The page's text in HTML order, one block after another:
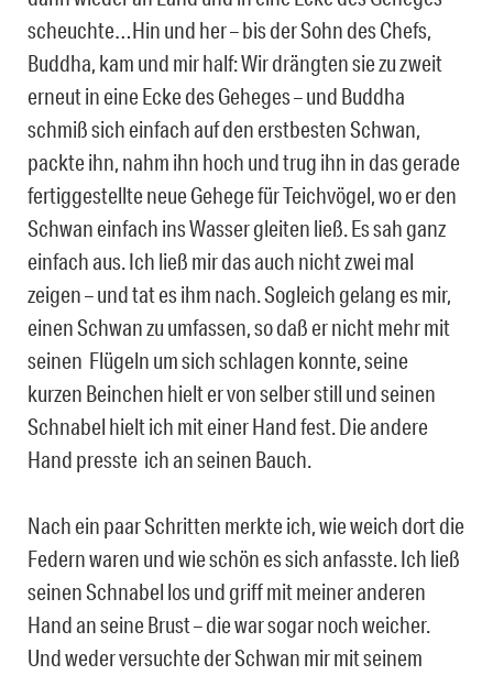
scheuchte…Hin und her – bis der Sohn des Chefs,
Buddha, kam und mir half: Wir drängten sie zu zweit
erneut in eine Ecke des Geheges – und Buddha
schmiß sich einfach auf den erstbesten Schwan,
packte ihn, nahm ihn hoch und trug ihn in das gerade
fertiggestellte neue Gehege für Teichvögel, wo er den
Schwan einfach ins Wasser gleiten ließ. Es sah ganz
einfach aus. Ich ließ mir das auch nicht zwei mal
zeigen – und tat es ihm nach. Sogleich gelang es mir,
einen Schwan zu umfassen, so daß er nicht mehr mit
seinen Flügeln um sich schlagen konnte, seine
kurzen Beinchen hielt er von selber still und seinen
Schnabel hielt ich mit einer Hand fest. Die andere
Hand presste ich an seinen Bauch.
Nach ein paar Schritten merkte ich, wie weich dort die
Federn waren und wie schön es sich anfasste. Ich ließ
seinen Schnabel los und griff mit meiner anderen
Hand an seine Brust – die war sogar noch weicher.
Und weder versuchte der Schwan mir mit seinem